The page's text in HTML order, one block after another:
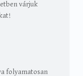
várjuk
folyamatosan